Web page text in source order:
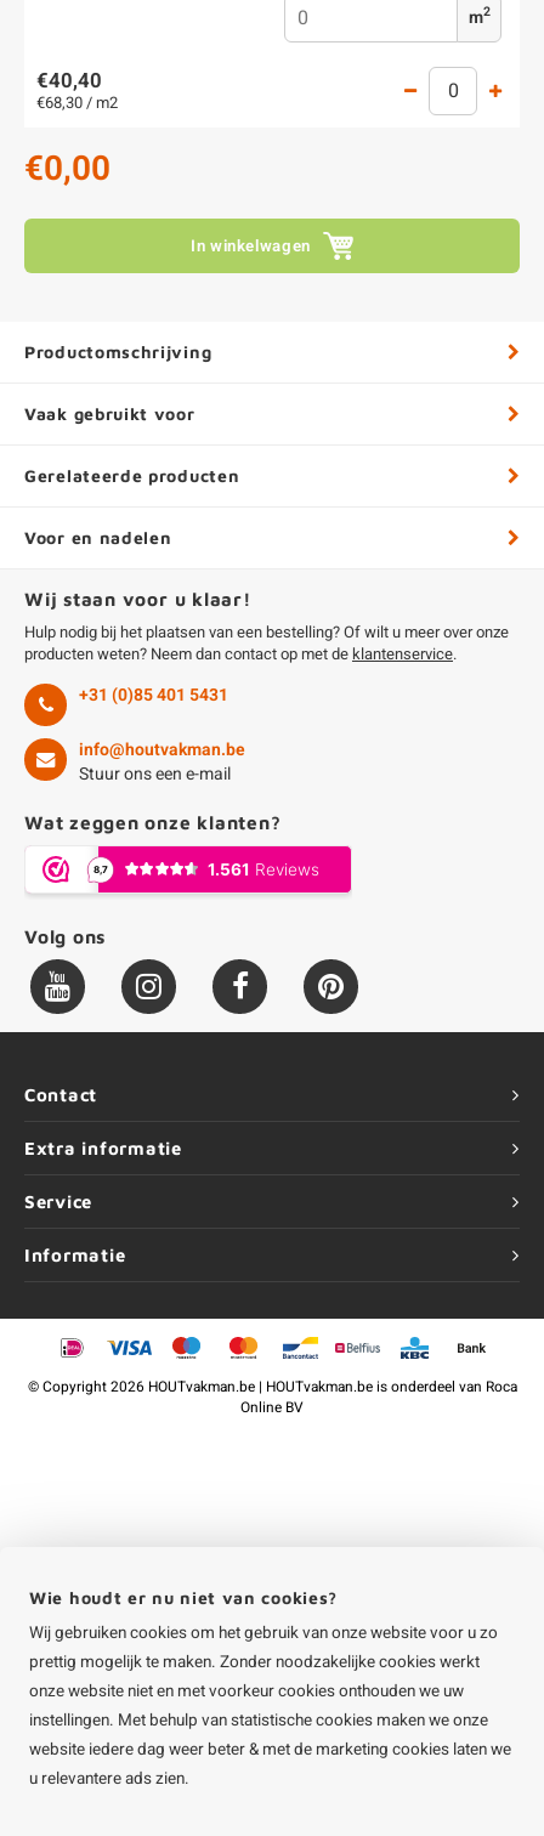
m2
€40,40
€68,30 / m2
€0,00
In winkelwagen
Productomschrijving
Vaak gebruikt voor
Gerelateerde producten
Voor en nadelen
Wij staan voor u klaar!
Hulp nodig bij het plaatsen van een bestelling? Of wilt u meer over onze
producten weten? Neem dan contact op met de klantenservice.
+31 (0)85 401 5431
info@houtvakman.be
Stuur ons een e-mail
Wat zeggen onze klanten?
Volg ons
Contact
Extra informatie
Service
Informatie
©Copyright2026 HOUTvakman.be | HOUTvakman.be is onderdeel van Roca
Online BV
Wie houdt er nu niet van cookies?
Wij gebruiken cookies om het gebruik van onze website voor u zo
prettig mogelijk te maken. Zonder noodzakelijke cookies werkt
onze website niet en met voorkeur cookies onthouden we uw
instellingen. Met behulp van statistische cookies maken we onze
website iedere dag weer beter & met de marketing cookies laten we
u relevantere ads zien.